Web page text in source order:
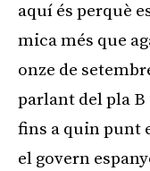
aquí és perquè
mica més que
onze de
parlant del pla
fins a quin punt
el govern